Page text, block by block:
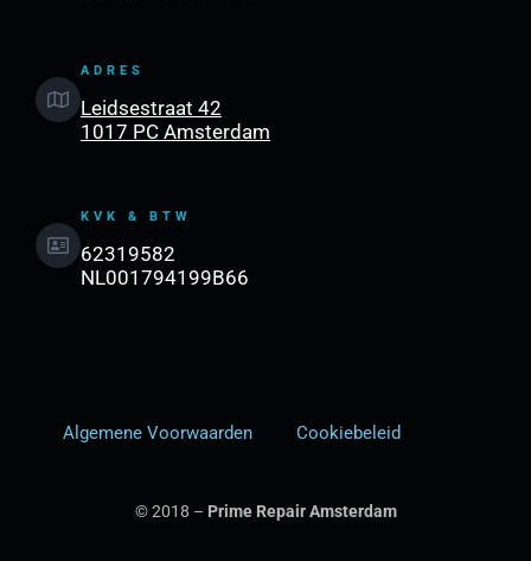
ADRES
Leidsestraat 42
1017 PC Amsterdam
KVK & BTW
62319582
NL001794199B66
Algemene Voorwaarden Cookiebeleid
© 2018 – Prime Repair Amsterdam